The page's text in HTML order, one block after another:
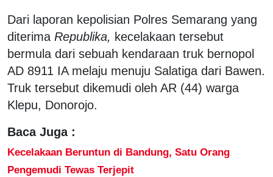
Dari laporan kepolisian Polres Semarang yang
diterima Republika, kecelakaan tersebut
bermula dari sebuah kendaraan truk bernopol
AD 8911 IA melaju menuju Salatiga dari Bawen.
Truk tersebut dikemudi oleh AR (44) warga
Klepu, Donorojo.
Baca Juga :
Kecelakaan Beruntun di Bandung, Satu Orang
Pengemudi Tewas Terjepit